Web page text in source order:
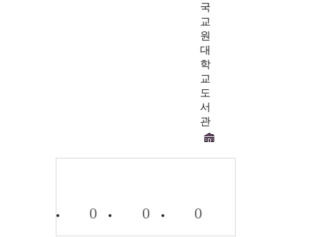
국
교
원
대
학
교
도
서
관
0 0 0